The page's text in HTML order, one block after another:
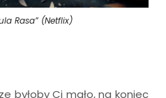
Rasa” (Netflix)
byłoby Ci mało, na koniec